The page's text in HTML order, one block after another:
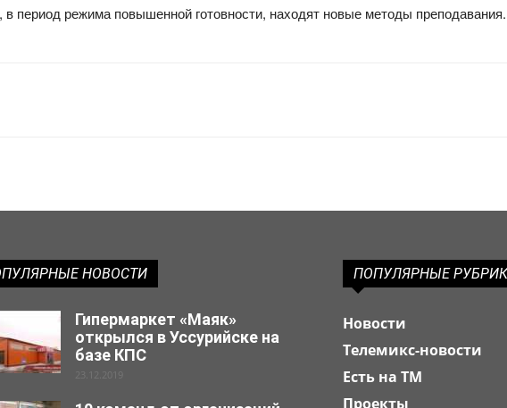
в период режима повышенной готовности, находят новые методы преподавания.
НОВОСТИ
Гипермаркет «Маяк»
открылся в Уссурийске на
базе КПС
23.12.2019
ПОПУЛЯРНЫЕ
Новости
Телемикс-новости
Есть на ТМ
Проекты